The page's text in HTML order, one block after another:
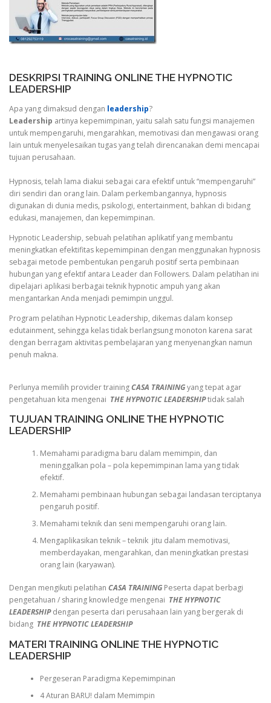
DESKRIPSI TRAINING ONLINE THE HYPNOTIC
LEADERSHIP
Apa yang dimaksud dengan leadership?
Leadership artinya kepemimpinan, yaitu salah satu fungsi manajemen
untuk mempengaruhi, mengarahkan, memotivasi dan mengawasi orang
lain untuk menyelesaikan tugas yang telah direncanakan demi mencapai
tujuan perusahaan.
Hypnosis, telah lama diakui sebagai cara efektif untuk “mempengaruhi”
diri sendiri dan orang lain. Dalam perkembangannya, hypnosis
digunakan di dunia medis, psikologi, entertainment, bahkan di bidang
edukasi, manajemen, dan kepemimpinan.
Hypnotic Leadership, sebuah pelatihan aplikatif yang membantu
meningkatkan efektifitas kepemimpinan dengan menggunakan hypnosis
sebagai metode pembentukan pengaruh positif serta pembinaan
hubungan yang efektif antara Leader dan Followers. Dalam pelatihan ini
dipelajari aplikasi berbagai teknik hypnotic ampuh yang akan
mengantarkan Anda menjadi pemimpin unggul.
Program pelatihan Hypnotic Leadership, dikemas dalam konsep
edutainment, sehingga kelas tidak berlangsung monoton karena sarat
dengan berragam aktivitas pembelajaran yang menyenangkan namun
penuh makna.
Perlunya memilih provider trainingCASA TRAININGyang tepat agar
pengetahuan kita mengenai THE HYPNOTIC LEADERSHIPtidak salah
TUJUAN TRAINING ONLINE THE HYPNOTIC
LEADERSHIP
Memahami paradigma baru dalam memimpin, dan
meninggalkan pola – pola kepemimpinan lama yang tidak
efektif.
Memahami pembinaan hubungan sebagai landasan terciptanya
pengaruh positif.
Memahami teknik dan seni mempengaruhi orang lain.
Mengaplikasikan teknik – teknik jitu dalam memotivasi,
memberdayakan, mengarahkan, dan meningkatkan prestasi
orang lain (karyawan).
Dengan mengikuti pelatihan CASA TRAINING Peserta dapat berbagi
pengetahuan / sharing knowledge mengenai THE HYPNOTIC
LEADERSHIPdengan peserta dari perusahaan lain yang bergerak di
bidang THE HYPNOTIC LEADERSHIP
MATERI TRAINING ONLINE THE HYPNOTIC
LEADERSHIP
Pergeseran Paradigma Kepemimpinan
4 Aturan BARU! dalam Memimpin